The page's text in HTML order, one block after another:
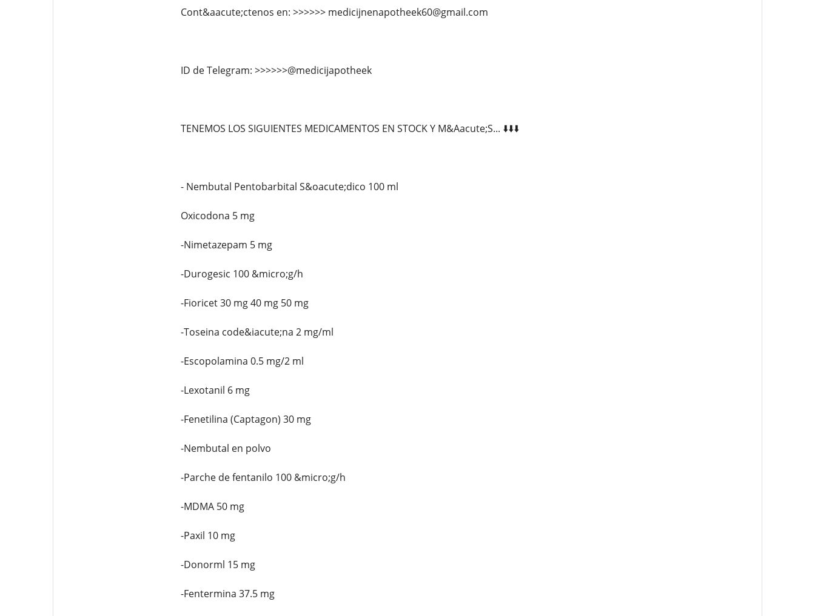
Cont&aacute;ctenos en: >>>>>> medicijnenapotheek60@gmail.com
ID de Telegram: >>>>>>@medicijapotheek
TENEMOS LOS SIGUIENTES MEDICAMENTOS EN STOCK Y M&Aacute;S... ⬇️⬇️⬇️
- Nembutal Pentobarbital S&oacute;dico 100 ml
Oxicodona 5 mg
-Nimetazepam 5 mg
-Durogesic 100 &micro;g/h
-Fioricet 30 mg 40 mg 50 mg
-Toseina code&iacute;na 2 mg/ml
-Escopolamina 0.5 mg/2 ml
-Lexotanil 6 mg
-Fenetilina (Captagon) 30 mg
-Nembutal en polvo
-Parche de fentanilo 100 &micro;g/h
-MDMA 50 mg
-Paxil 10 mg
-Donorml 15 mg
-Fentermina 37.5 mg